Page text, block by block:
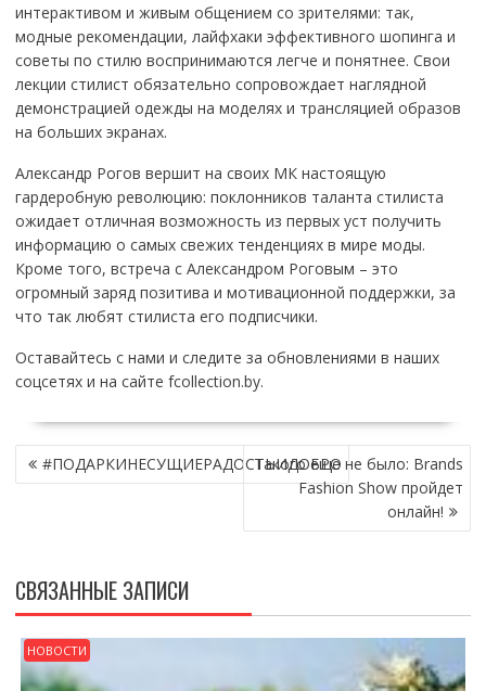
интерактивом и живым общением со зрителями: так,
модные рекомендации, лайфхаки эффективного шопинга и
советы по стилю воспринимаются легче и понятнее. Свои
лекции стилист обязательно сопровождает наглядной
демонстрацией одежды на моделях и трансляцией образов
на больших экранах.
Александр Рогов вершит на своих МК настоящую
гардеробную революцию: поклонников таланта стилиста
ожидает отличная возможность из первых уст получить
информацию о самых свежих тенденциях в мире моды.
Кроме того, встреча с Александром Роговым – это
огромный заряд позитива и мотивационной поддержки, за
что так любят стилиста его подписчики.
Оставайтесь с нами и следите за обновлениями в наших
соцсетях и на сайте fcollection.by.
НАВИГАЦИЯ
ПО #ПОДАРКИНЕСУЩИЕРАДОСТЬИДОБРОТакого еще не было: Brands
Fashion Show пройдет
онлайн!
СВЯЗАННЫЕ ЗАПИСИ
НОВОСТИ